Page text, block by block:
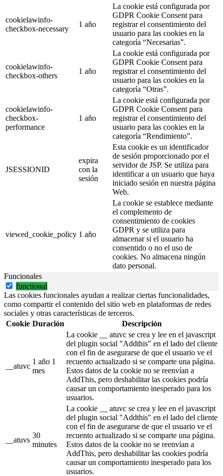
cookielawinfo-
checkbox-necessary
1 año
La cookie está configurada por
GDPR Cookie Consent para
registrar el consentimiento del
usuario para las cookies en la
categoría “Necesarias”.
cookielawinfo-
checkbox-others
1 año
La cookie está configurada por
GDPR Cookie Consent para
registrar el consentimiento del
usuario para las cookies en la
categoría “Otras”.
cookielawinfo-
checkbox-
performance
1 año
La cookie está configurada por
GDPR Cookie Consent para
registrar el consentimiento del
usuario para las cookies en la
categoría “Rendimiento”.
JSESSIONID
expira
con la
sesión
Esta cookie es un identificador
de sesión proporcionado por el
servidor de JSP. Se utiliza para
identificar a un usuario que haya
iniciado sesión en nuestra página
Web.
viewed_cookie_policy 1 año
La cookie se establece mediante
el complemento de
consentimiento de cookies
GDPR y se utiliza para
almacenar si el usuario ha
consentido o no el uso de
cookies. No almacena ningún
dato personal.
Funcionales
functional
Las cookies funcionales ayudan a realizar ciertas funcionalidades,
como compartir el contenido del sitio web en plataformas de redes
sociales y otras características de terceros.
Cookie Duración Descripción
__atuvc
1 año 1
mes
La cookie __ atuvc se crea y lee en el javascript
del plugin social "Addthis" en el lado del cliente
con el fin de asegurarse de que el usuario ve el
recuento actualizado si se comparte una página.
Estos datos de la cookie no se reenvían a
AddThis, pero deshabilitar las cookies podría
causar un comportamiento inesperado para los
usuarios.
__atuvs
30
minutes
La cookie __ atuvc se crea y lee en el javascript
del plugin social "Addthis" en el lado del cliente
con el fin de asegurarse de que el usuario ve el
recuento actualizado si se comparte una página.
Estos datos de la cookie no se reenvían a
AddThis, pero deshabilitar las cookies podría
causar un comportamiento inesperado para los
usuarios.